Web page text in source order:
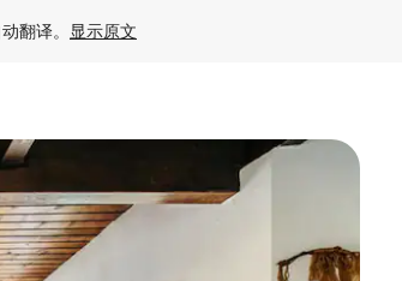
翻译。 显示原文